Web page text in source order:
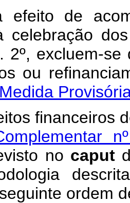
efeito de
celebração
2º, excluem-
ou
financeiros
no caput
ordem